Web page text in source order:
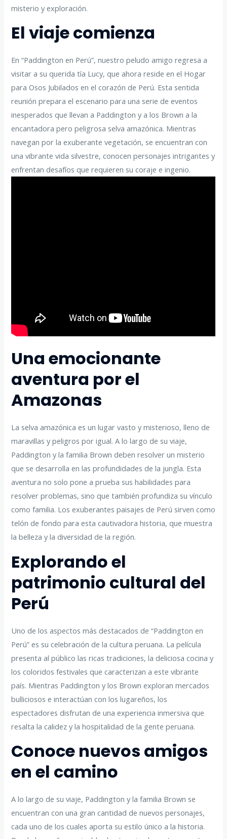
misterio y exploración.
El viaje comienza
En “Paddington en Perú”, nuestro peludo amigo regresa a
visitar a su querida tía Lucy, que ahora reside en el Hogar
para Osos Jubilados en el corazón de Perú. Esta sentida
reunión prepara el escenario para una serie de eventos
inesperados que llevan a Paddington y a los Brown a la
encantadora pero peligrosa selva amazónica. Mientras
navegan por la exuberante vegetación, se encuentran con
una vibrante vida silvestre, conocen personajes intrigantes y
enfrentan desafíos que requieren su coraje e ingenio.
Una emocionante
aventura por el
Amazonas
La selva amazónica es un lugar vasto y misterioso, lleno de
maravillas y peligros por igual. A lo largo de su viaje,
Paddington y la familia Brown deben resolver un misterio
que se desarrolla en las profundidades de la jungla. Esta
aventura no solo pone a prueba sus habilidades para
resolver problemas, sino que también profundiza su vínculo
como familia. Los exuberantes paisajes de Perú sirven como
telón de fondo para esta cautivadora historia, que muestra
la belleza y la diversidad de la región.
Explorando el
patrimonio cultural del
Perú
Uno de los aspectos más destacados de “Paddington en
Perú” es su celebración de la cultura peruana. La película
presenta al público las ricas tradiciones, la deliciosa cocina y
los coloridos festivales que caracterizan a este vibrante
país. Mientras Paddington y los Brown exploran mercados
bulliciosos e interactúan con los lugareños, los
espectadores disfrutan de una experiencia inmersiva que
resalta la calidez y la hospitalidad de la gente peruana.
Conoce nuevos amigos
en el camino
A lo largo de su viaje, Paddington y la familia Brown se
encuentran con una gran cantidad de nuevos personajes,
cada uno de los cuales aporta su estilo único a la historia.